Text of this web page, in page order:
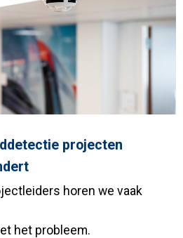
projecten
horen we vaak
het probleem.